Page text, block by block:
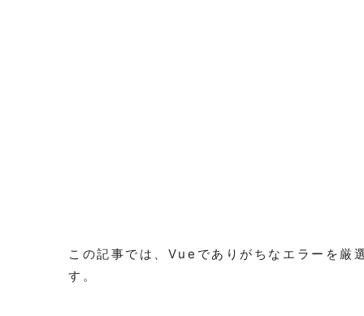
この記事では、Vueでありがちなエラーを厳
す。